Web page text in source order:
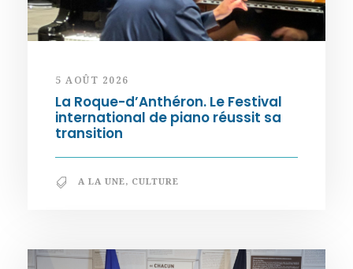
5 AOÛT 2026
La Roque-d’Anthéron. Le Festival
international de piano réussit sa
transition
A LA UNE, CULTURE